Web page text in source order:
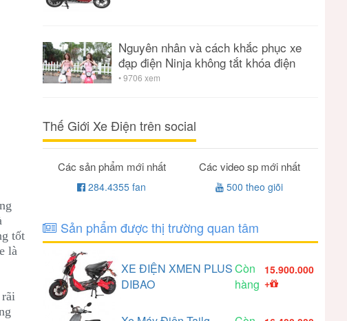
tốt
là
Nguyên nhân và cách khắc phục xe
đạp điện Ninja không tắt khóa điện
• 9706 xem
Thế Giới Xe Điện trên social
Các sản phẩm mới nhất
284.4355 fan
Các video sp mới nhất
500 theo giõi
Sản phẩm được thị trường quan tâm
XE ĐIỆN XMEN PLUS
DIBAO
Còn
hàng
15.900.000
+